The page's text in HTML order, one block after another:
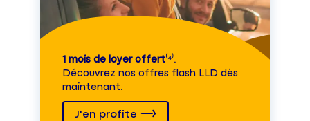
1 mois de loyer offert⁽⁴⁾.
Découvrez nos offres flash LLD dès
maintenant.
J'en profite